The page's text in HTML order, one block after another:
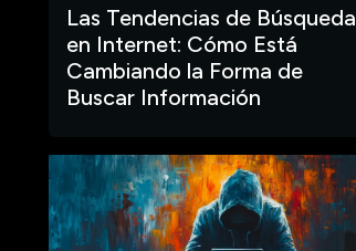
Las Tendencias de Búsqueda
en Internet: Cómo Está
Cambiando la Forma de
Buscar Información